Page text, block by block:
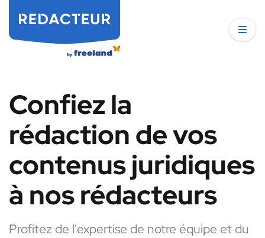
Confiez la
rédaction de vos
contenus juridiques
à nos rédacteurs
Profitez de l'expertise de notre équipe et du